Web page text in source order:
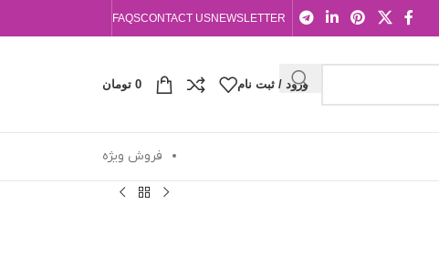
NEWSLETTER
CONTACT US
FAQS
ورود / ثبت نام 0 تومان
فروش ویژه